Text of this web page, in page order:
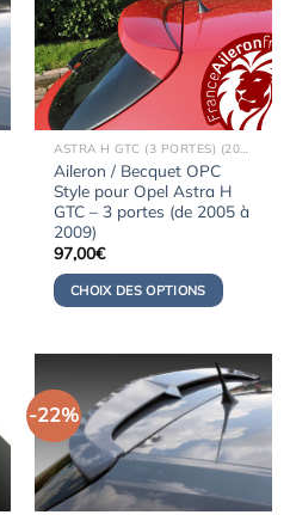
ASTRA H GTC (3 PORTES) (2005-2009)
Aileron / Becquet OPC
Style pour Opel Astra H
GTC – 3 portes (de 2005 à
2009)
97,00€
CHOIX DES OPTIONS
-22%